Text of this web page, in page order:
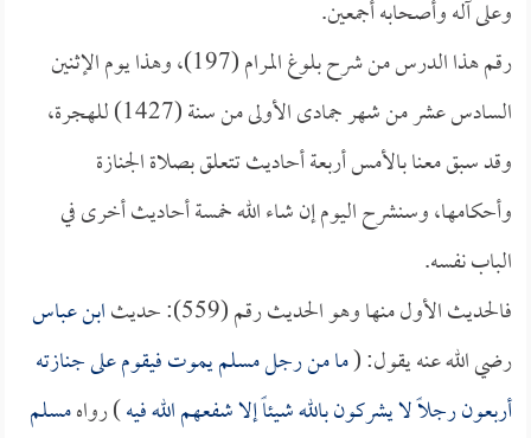
وعلى آله وأصحابه أجمعين.
رقم هذا الدرس من شرح بلوغ المرام (197)، وهذا يوم الإثنين
السادس عشر من شهر جمادى الأولى من سنة (1427) للهجرة،
وقد سبق معنا بالأمس أربعة أحاديث تتعلق بصلاة الجنازة
وأحكامها، وسنشرح اليوم إن شاء الله خمسة أحاديث أخرى في
الباب نفسه.
فالحديث الأول منها وهو الحديث رقم (559): حديث
ابن عباس
رضي الله عنه يقول: (ما من رجل مسلم يموت فيقوم على جنازته
أربعون رجلاً لا يشركون بالله شيئاً إلا شفعهم الله فيه) رواهمسلم